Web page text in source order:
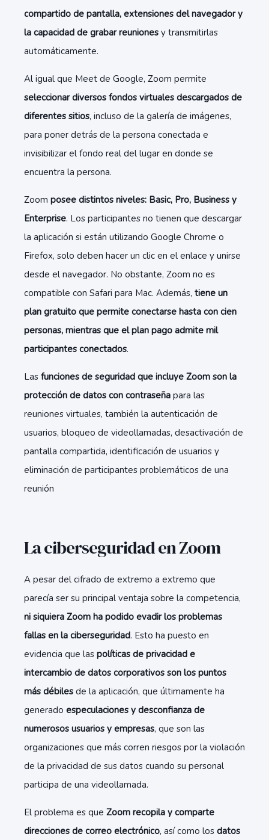
compartido de pantalla, extensiones del navegador y
la capacidad de grabar reuniones y transmitirlas
automáticamente.
Al igual que Meet de Google, Zoom permite
seleccionar diversos fondos virtuales descargados de
diferentes sitios, incluso de la galería de imágenes,
para poner detrás de la persona conectada e
invisibilizar el fondo real del lugar en donde se
encuentra la persona.
Zoom posee distintos niveles: Basic, Pro, Business y
Enterprise.​ Los participantes no tienen que descargar
la aplicación si están utilizando Google Chrome o
Firefox, solo deben hacer un clic en el enlace y unirse
desde el navegador. No obstante, Zoom no es
compatible con Safari para Mac. Además, tiene un
plan gratuito que permite conectarse hasta con cien
personas, mientras que el plan pago admite mil
participantes conectados.
Las funciones de seguridad que incluye Zoom son la
protección de datos con contraseña para las
reuniones virtuales, también la autenticación de
usuarios, bloqueo de videollamadas, desactivación de
pantalla compartida, identificación de usuarios y
eliminación de participantes problemáticos de una
reunión
La ciberseguridad en Zoom
A pesar del cifrado de extremo a extremo que
parecía ser su principal ventaja sobre la competencia,
ni siquiera Zoom ha podido evadir los problemas
fallas en la ciberseguridad. Esto ha puesto en
evidencia que las políticas de privacidad e
intercambio de datos corporativos son los puntos
más débiles de la aplicación, que últimamente ha
generado especulaciones y desconfianza de
numerosos usuarios y empresas, que son las
organizaciones que más corren riesgos por la violación
de la privacidad de sus datos cuando su personal
participa de una videollamada.
El problema es que Zoom recopila y comparte
direcciones de correo electrónico, así como los datos